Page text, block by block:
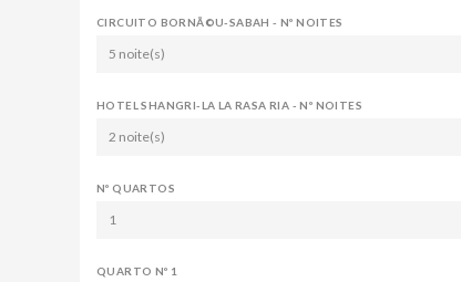
CIRCUITO BORNÃ©U-SABAH - Nº NOITES
5 noite(s)
HOTEL SHANGRI-LA LA RASA RIA - Nº NOITES
2 noite(s)
Nº QUARTOS
1
QUARTO Nº 1